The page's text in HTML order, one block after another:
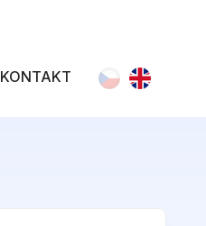
KONTAKT Zvolte jazyk